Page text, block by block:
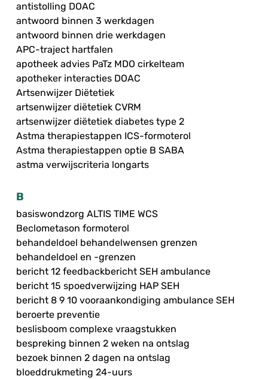
antistolling DOAC
antwoord binnen 3 werkdagen
antwoord binnen drie werkdagen
APC-traject hartfalen
apotheek advies PaTz MDO cirkelteam
apotheker interacties DOAC
Artsenwijzer Diëtetiek
artsenwijzer diëtetiek CVRM
artsenwijzer diëtetiek diabetes type 2
Astma therapiestappen ICS-formoterol
Astma therapiestappen optie B SABA
astma verwijscriteria longarts
B
basiswondzorg ALTIS TIME WCS
Beclometason formoterol
behandeldoel behandelwensen grenzen
behandeldoel en -grenzen
bericht 12 feedbackbericht SEH ambulance
bericht 15 spoedverwijzing HAP SEH
bericht 8 9 10 vooraankondiging ambulance SEH
beroerte preventie
beslisboom complexe vraagstukken
bespreking binnen 2 weken na ontslag
bezoek binnen 2 dagen na ontslag
bloeddrukmeting 24-uurs